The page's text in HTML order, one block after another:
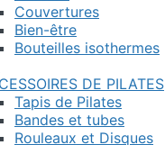
Couvertures
Bien-être
Bouteilles isothermes
DE PILATES
Tapis de Pilates
Bandes et tubes
Rouleaux et Disques